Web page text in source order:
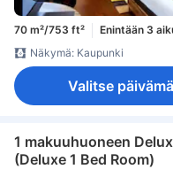
70 m²/753 ft² Enintään 3
Näkymä: Kaupunki
Valitse
1 makuuhuoneen
(Deluxe 1 Bed Room)